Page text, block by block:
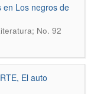
en Los negros de
No. 92
El auto